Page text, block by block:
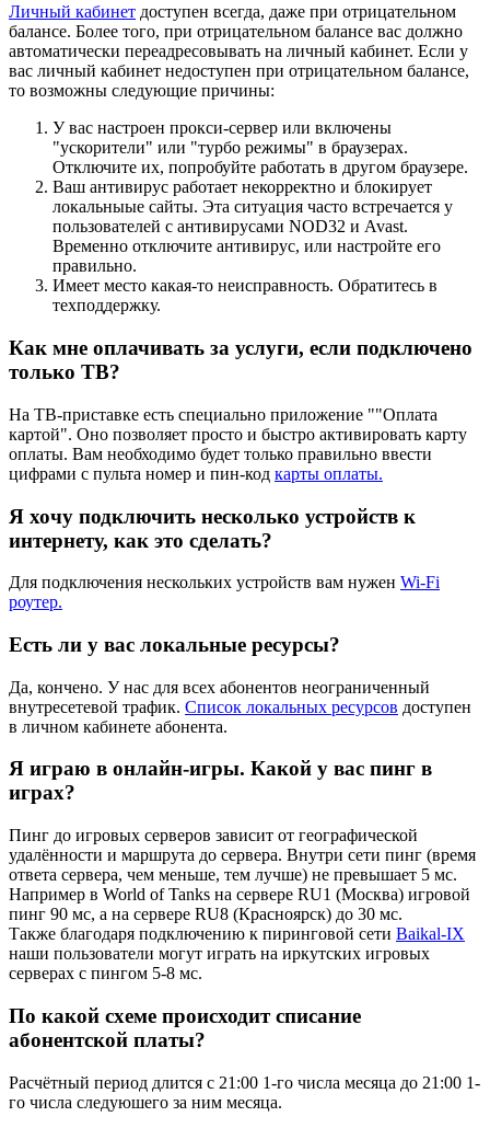
Личный кабинет доступен всегда, даже при отрицательном
балансе. Более того, при отрицательном балансе вас должно
автоматически переадресовывать на личный кабинет. Если у
вас личный кабинет недоступен при отрицательном балансе,
то возможны следующие причины:
У вас настроен прокси-сервер или включены
"ускорители" или "турбо режимы" в браузерах.
Отключите их, попробуйте работать в другом браузере.
Ваш антивирус работает некорректно и блокирует
локальныые сайты. Эта ситуация часто встречается у
пользователей с антивирусами NOD32 и Avast.
Временно отключите антивирус, или настройте его
правильно.
Имеет место какая-то неисправность. Обратитесь в
техподдержку.
Как мне оплачивать за услуги, если подключено
только ТВ?
На ТВ-приставке есть специально приложение ""Оплата
картой". Оно позволяет просто и быстро активировать карту
оплаты. Вам необходимо будет только правильно ввести
цифрами с пульта номер и пин-код карты оплаты.
Я хочу подключить несколько устройств к
интернету, как это сделать?
Для подключения нескольких устройств вам нужен Wi-Fi
роутер.
Есть ли у вас локальные ресурсы?
Да, кончено. У нас для всех абонентов неограниченный
внутресетевой трафик. Список локальных ресурсов доступен
в личном кабинете абонента.
Я играю в онлайн-игры. Какой у вас пинг в
играх?
Пинг до игровых серверов зависит от географической
удалённости и маршрута до сервера. Внутри сети пинг (время
ответа сервера, чем меньше, тем лучше) не превышает 5 мс.
Например в World of Tanks на сервере RU1 (Москва) игровой
пинг 90 мс, а на сервере RU8 (Красноярск) до 30 мс.
Также благодаря подключению к пиринговой сети Baikal-IX
наши пользователи могут играть на иркутских игровых
серверах с пингом 5-8 мс.
По какой схеме происходит списание
абонентской платы?
Расчётный период длится с 21:00 1-го числа месяца до 21:00 1-
го числа следуюшего за ним месяца.